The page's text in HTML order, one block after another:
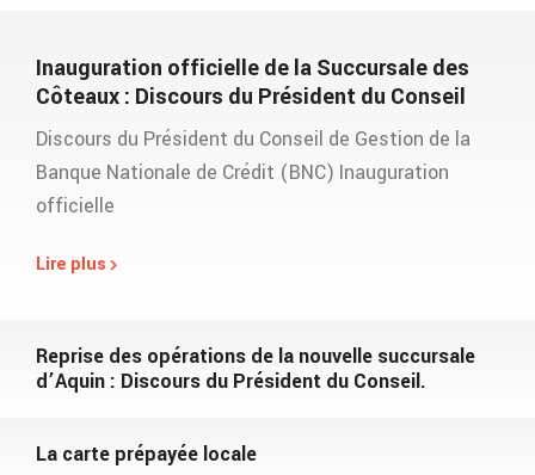
Inauguration officielle de la Succursale des
Côteaux : Discours du Président du Conseil
Discours du Président du Conseil de Gestion de la
Banque Nationale de Crédit (BNC) Inauguration
officielle
Lire plus
Reprise des opérations de la nouvelle succursale
d’Aquin : Discours du Président du Conseil.
La carte prépayée locale